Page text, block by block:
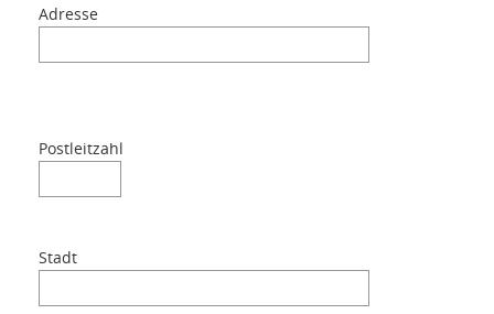
Sprache
Adresse
Postleitzahl
Stadt